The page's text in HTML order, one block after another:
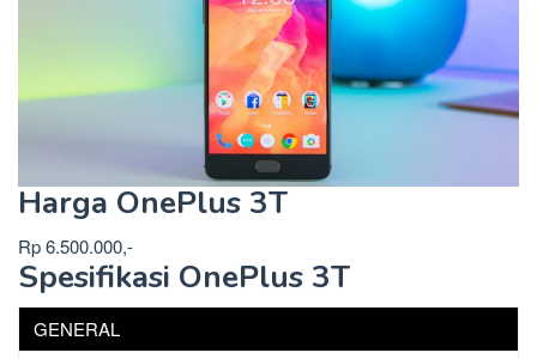
Harga OnePlus 3T
Rp 6.500.000,-
Spesifikasi OnePlus 3T
GENERAL